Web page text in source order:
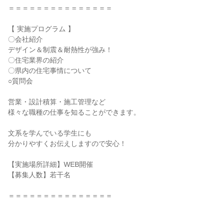
＝＝＝＝＝＝＝＝＝＝＝＝＝＝＝
【 実施プログラム 】
〇会社紹介
デザイン＆制震＆耐熱性が強み！
〇住宅業界の紹介
〇県内の住宅事情について
○質問会
営業・設計積算・施工管理など
様々な職種の仕事を知ることができます。
文系を学んでいる学生にも
分かりやすくお伝えしますので安心！
【実施場所詳細】WEB開催
【募集人数】若干名
＝＝＝＝＝＝＝＝＝＝＝＝＝＝＝